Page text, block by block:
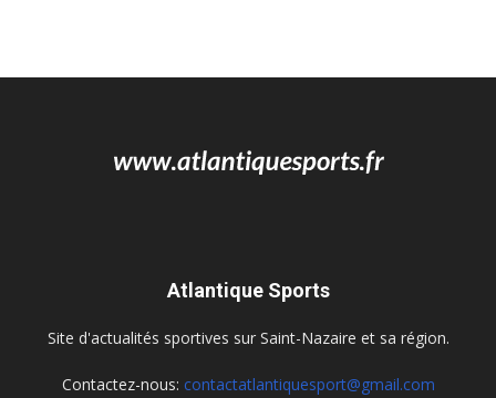
Atlantique Sports
Site d'actualités sportives sur Saint-Nazaire et sa région.
Contactez-nous: contactatlantiquesport@gmail.com